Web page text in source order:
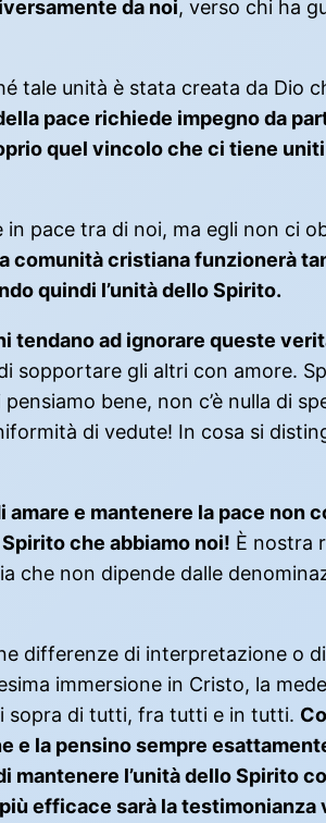
da noi, verso chi ha
tale unità è stata creata da Dio
pace richiede impegno da
quel vincolo che ci tiene
pace tra di noi, ma egli non ci
comunità cristiana funzionerà
quindi l’unità dello Spirito.
tendano ad ignorare queste
gli altri con amore.
bene, non c’è nulla di
di vedute! In cosa si
e mantenere la pace non
che abbiamo noi! È nostra
che non dipende dalle
differenze di interpretazione o
immersione in Cristo, la
sopra di tutti, fra tutti e in tutti.
la pensino sempre
l’unità dello Spirito
efficace sarà la testimonianza